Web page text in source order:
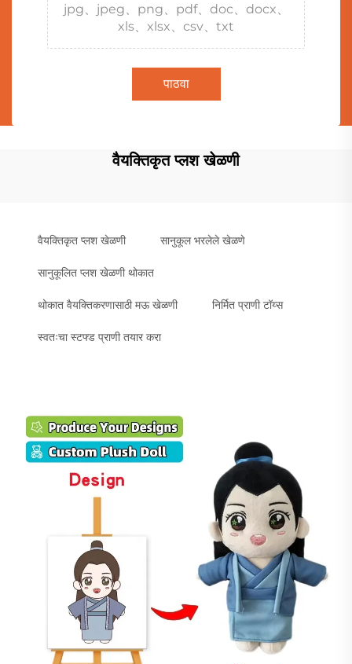
jpg、jpeg、png、pdf、doc、docx、
xls、xlsx、csv、txt
पाठवा
वैयक्तिकृत प्लश खेळणी
वैयक्तिकृत प्लश खेळणी सानुकूल भरलेले खेळणे
सानुकूलित प्लश खेळणी थोकात
थोकात वैयक्तिकरणासाठी मऊ खेळणी निर्मित प्राणी टॉय्स
स्वतःचा स्टफ्ड प्राणी तयार करा